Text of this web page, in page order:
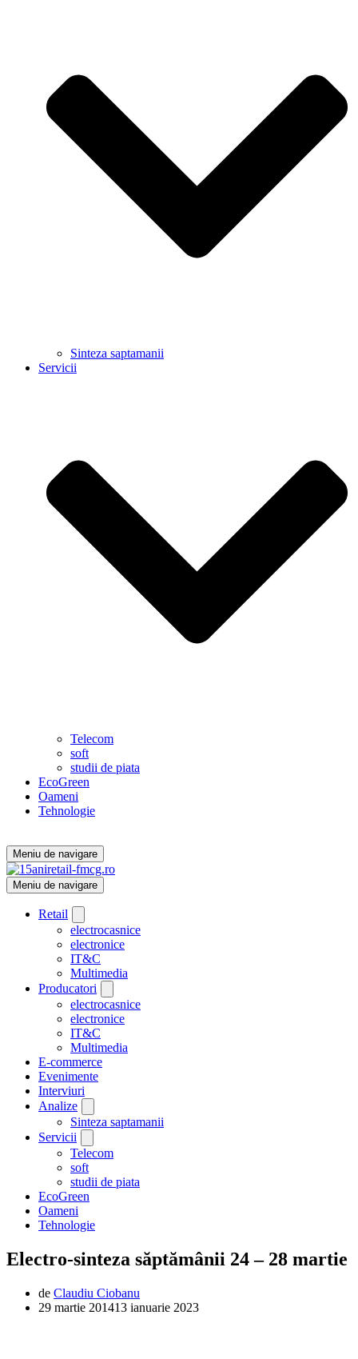
Sinteza saptamanii
Servicii
Telecom
soft
studii de piata
EcoGreen
Oameni
Tehnologie
Meniu de navigare
Meniu de navigare
Retail
electrocasnice
electronice
IT&C
Multimedia
Producatori
electrocasnice
electronice
IT&C
Multimedia
E-commerce
Evenimente
Interviuri
Analize
Sinteza saptamanii
Servicii
Telecom
soft
studii de piata
EcoGreen
Oameni
Tehnologie
Electro-sinteza săptămânii 24 – 28 martie
de Claudiu Ciobanu
29 martie 201413 ianuarie 2023